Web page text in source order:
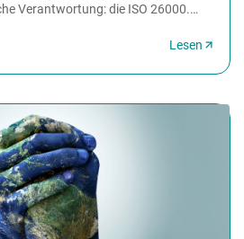
Verantwortung: die ISO 26000.
Lesen